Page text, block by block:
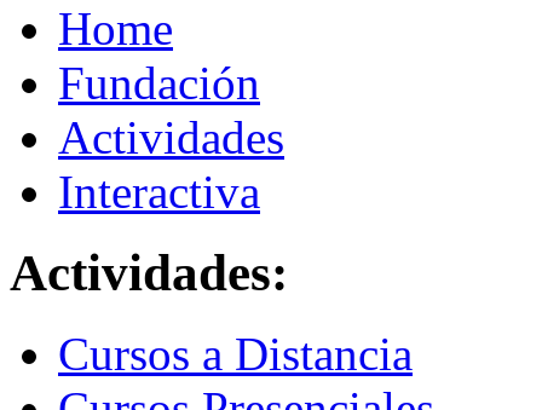
Home
Fundación
Actividades
Interactiva
Actividades:
Cursos a Distancia